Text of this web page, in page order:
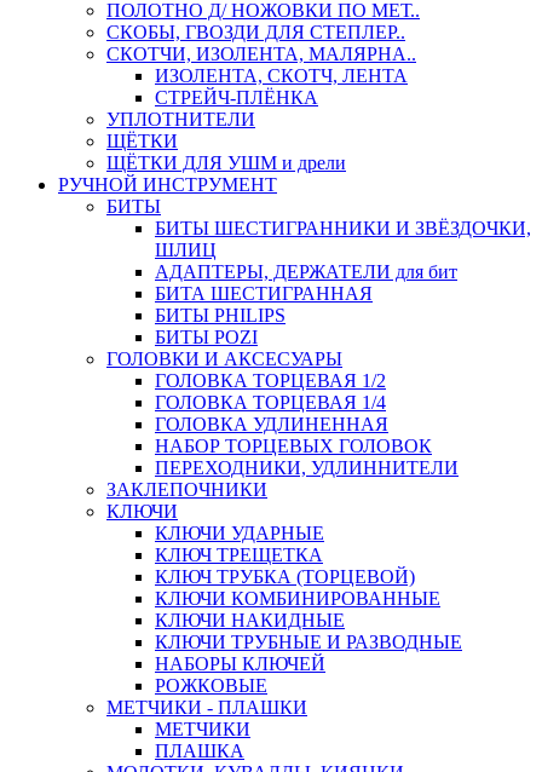
ПОЛОТНО Д/ НОЖОВКИ ПО МЕТ..
СКОБЫ, ГВОЗДИ ДЛЯ СТЕПЛЕР..
СКОТЧИ, ИЗОЛЕНТА, МАЛЯРНА..
ИЗОЛЕНТА, СКОТЧ, ЛЕНТА
СТРЕЙЧ-ПЛЁНКА
УПЛОТНИТЕЛИ
ЩЁТКИ
ЩЁТКИ ДЛЯ УШМ и дрели
РУЧНОЙ ИНСТРУМЕНТ
БИТЫ
БИТЫ ШЕСТИГРАННИКИ И ЗВЁЗДОЧКИ,
ШЛИЦ
АДАПТЕРЫ, ДЕРЖАТЕЛИ для бит
БИТА ШЕСТИГРАННАЯ
БИТЫ PHILIPS
БИТЫ POZI
ГОЛОВКИ И АКСЕСУАРЫ
ГОЛОВКА ТОРЦЕВАЯ 1/2
ГОЛОВКА ТОРЦЕВАЯ 1/4
ГОЛОВКА УДЛИНЕННАЯ
НАБОР ТОРЦЕВЫХ ГОЛОВОК
ПЕРЕХОДНИКИ, УДЛИННИТЕЛИ
ЗАКЛЕПОЧНИКИ
КЛЮЧИ
КЛЮЧИ УДАРНЫЕ
КЛЮЧ ТРЕЩЕТКА
КЛЮЧ ТРУБКА (ТОРЦЕВОЙ)
КЛЮЧИ КОМБИНИРОВАННЫЕ
КЛЮЧИ НАКИДНЫЕ
КЛЮЧИ ТРУБНЫЕ И РАЗВОДНЫЕ
НАБОРЫ КЛЮЧЕЙ
РОЖКОВЫЕ
МЕТЧИКИ - ПЛАШКИ
МЕТЧИКИ
ПЛАШКА